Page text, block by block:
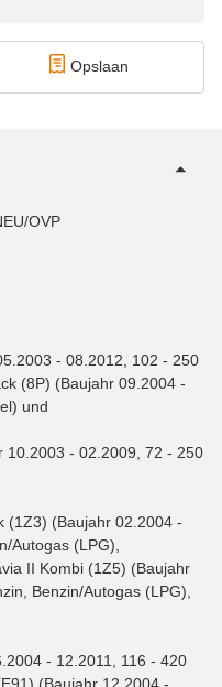
Opslaan
OVP
- 08.2012, 102 - 250
(8P) (Baujahr 09.2004 -
und
10.2003 - 02.2009, 72 - 250
(1Z3) (Baujahr 02.2004 -
Autogas (LPG),
II Kombi (1Z5) (Baujahr
Benzin/Autogas (LPG),
- 12.2011, 116 - 420
(Baujahr 12.2004 -